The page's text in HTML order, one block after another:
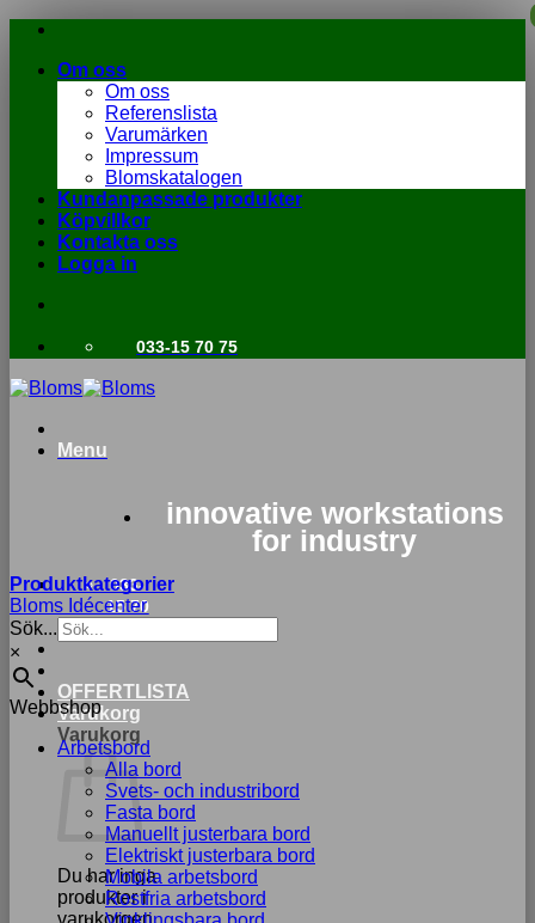
Skip
contentOm oss
Om oss
Referenslista
Varumärken
Impressum
Blomskatalogen
Kundanpassade produkter
Köpvillkor
Kontakta oss
Logga in
033-15 70 75
Menu
innovative workstations
for industry
033-
15 70
OFFERTLISTA
Varukorg
Varukorg
Du har inga
produkter i
varukorgen.
Produktkategorier
Bloms Idécenter
Sök...
×
Webbshop
Arbetsbord
Alla bord
Svets- och industribord
Fasta bord
Manuellt justerbara bord
Elektriskt justerbara bord
Mobila arbetsbord
Rostfria arbetsbord